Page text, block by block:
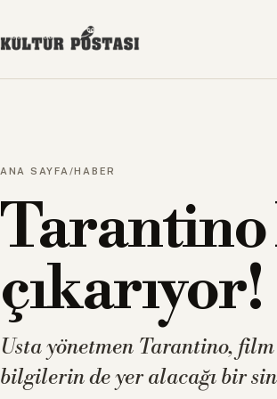
ANA SAYFA /HABER
çıkarıyor!
Usta yönetmen Tarantino,
bilgilerin de yer alacağı bir